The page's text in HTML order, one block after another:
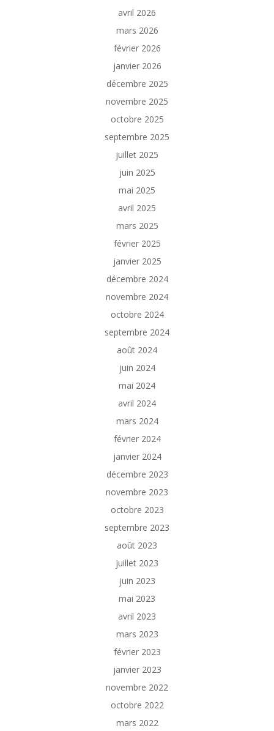
avril 2026
mars 2026
février 2026
janvier 2026
décembre 2025
novembre 2025
octobre 2025
septembre 2025
juillet 2025
juin 2025
mai 2025
avril 2025
mars 2025
février 2025
janvier 2025
décembre 2024
novembre 2024
octobre 2024
septembre 2024
août 2024
juin 2024
mai 2024
avril 2024
mars 2024
février 2024
janvier 2024
décembre 2023
novembre 2023
octobre 2023
septembre 2023
août 2023
juillet 2023
juin 2023
mai 2023
avril 2023
mars 2023
février 2023
janvier 2023
novembre 2022
octobre 2022
mars 2022